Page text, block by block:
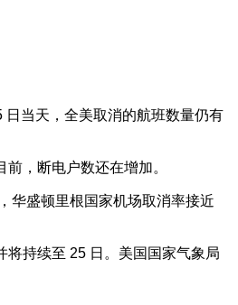
当天，全美取消的航班数量仍有
，断电户数还在增加。
华盛顿里根国家机场取消率接近
持续至 25 日。美国国家气象局